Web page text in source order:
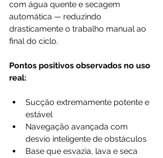
com água quente e secagem
automática — reduzindo
drasticamente o trabalho manual ao
final do ciclo.
Pontos positivos observados no uso
real:
Sucção extremamente potente e
estável
Navegação avançada com
desvio inteligente de obstáculos
Base que esvazia, lava e seca